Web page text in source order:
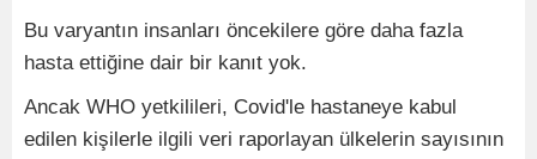
Bu varyantın insanları öncekilere göre daha fazla
hasta ettiğine dair bir kanıt yok.
Ancak WHO yetkilileri, Covid'le hastaneye kabul
edilen kişilerle ilgili veri raporlayan ülkelerin sayısının